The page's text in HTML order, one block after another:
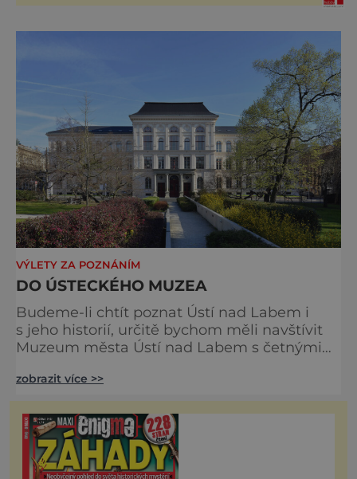
VÝLETY ZA POZNÁNÍM
DO ÚSTECKÉHO MUZEA
Budeme-li chtít poznat Ústí nad Labem i
s jeho historií, určitě bychom měli navštívit
Muzeum města Ústí nad Labem s četnými
jsou však časově omezené. Jejich přehled
nalezneme samozřejmě na stránkách muzea
www.muzeumusti.cz. Například do 3.
července 2016 tu můžeme navštívit výstavu
Staré pověsti české, která se nese ve
znamení návratu nejslavnějšího úste
zobrazit více >>